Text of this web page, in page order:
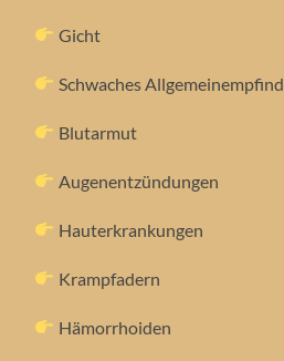
Gicht
Schwaches
Blutarmut
Augenentzündungen
Hauterkrankungen
Krampfadern
Hämorrhoiden